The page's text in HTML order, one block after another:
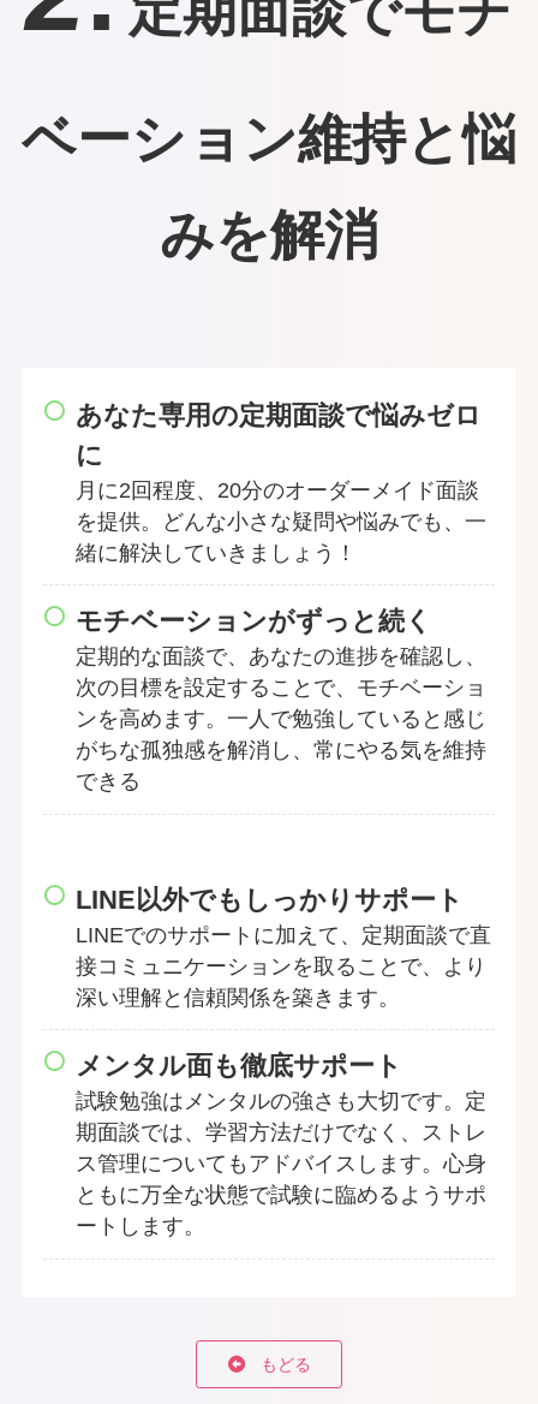
ベーション維持と悩
みを解消
あなた専用の定期面談で悩みゼロ
に
月に2回程度、20分のオーダーメイド面談
を提供。どんな小さな疑問や悩みでも、一
緒に解決していきましょう！
モチベーションがずっと続く
定期的な面談で、あなたの進捗を確認し、
次の目標を設定することで、モチベーショ
ンを高めます。一人で勉強していると感じ
がちな孤独感を解消し、常にやる気を維持
できる
LINE以外でもしっかりサポート
LINEでのサポートに加えて、定期面談で直
接コミュニケーションを取ることで、より
深い理解と信頼関係を築きます。
メンタル面も徹底サポート
試験勉強はメンタルの強さも大切です。定
期面談では、学習方法だけでなく、ストレ
ス管理についてもアドバイスします。心身
ともに万全な状態で試験に臨めるようサポ
ートします。
もどる